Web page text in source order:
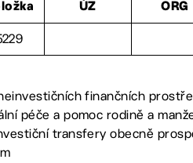
ÚZ ORG
finančních
péče a pomoc rodině a
transfery obecně